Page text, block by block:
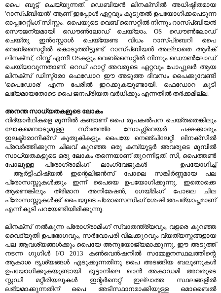
പൈ ബൂട്ട് ചെയ്യുന്നത്. ഡെബിയന്‍ ലിനക്സില്‍ അധിഷ്ഠിതമായ
'റാസ്പ്ബിയന്‍' ആണ് ഇപ്പോള്‍ ഏറ്റവും കൂടുതല്‍ ഉപയോഗിക്കപെടുന്ന
ഓപ്പറേറ്റിംഗ് സിസ്റ്റം. പൈയുടെ വെബ്‌ സൈറ്റില്‍ നിന്നും റാസ്പ്ബിയന്‍
സൌജന്യമായി ഡൌണ്‍ലോഡ് ചെയ്യാം. OS ഡൌണ്‍ലോഡ്
ചെയ്തു ഇന്‍സ്റ്റോള്‍ ചെയ്യേണ്ട വിധം റാസ്‌പ്ബെറി പൈ
വെബ്‌സൈറ്റില്‍ കൊടുത്തിട്ടുണ്ട്. റാസ്പ്ബിയന്‍ അല്ലാതെ ആര്‍ക്
ലിനക്സ്, റിസ്ക്‌ എന്നീ OSകളും വെബ്സൈറ്റില്‍ നിന്നും ഡൌണ്‍ലോഡ്
ചെയ്യാവുന്നതാണ്. റെഡ്‌ ഹാറ്റ്‌ അവരുടെ ഏറ്റവും പോപ്പുലര്‍ ആയ
ലിനക്സ് ഡിസ്ട്രോ ഫെഡോറ ഈ അടുത്ത ദിവസം പൈക്കുവേണ്ടി
'പൈഡോര' എന്ന പേരില്‍ ഇറക്കുകയുണ്ടായി. ഫെഡോറ കൂടി
ലഭ്യമായതോടെ പൈ ജനപ്രിയത വര്‍ധിക്കും എന്നതില്‍ തര്‍ക്കമില്ല.
അനന്ത സാധ്യതകളുടെ ലോകം
വിദ്യാര്‍ഥികളെ മുന്നില്‍ കണ്ടാണ് പൈ രൂപകല്‍പന ചെയ്തതെങ്കിലും
ലോകമെമ്പാടുമുള്ള സ്വതന്ത്ര സോഫ്റ്റ്‌വെയര്‍ പക്ഷക്കാരും
ഇലക്ട്രോനിക്സ്‌ കുതുകികളും പൈയേ നെഞ്ചിലേറ്റി. ലിനക്സില്‍
പ്രവര്‍ത്തിക്കുന്ന ചിലവ് കുറഞ്ഞ ഒരു കമ്പ്യൂട്ടര്‍ അവരുടെ മുമ്പില്‍
സാധ്യതകളുടെ ഒരു ലോകം തന്നെയാണ് തുറന്നിട്ടത്. സി, പൈത്തണ്‍
പോലുള്ള പ്രോഗ്രാമിംഗ് ലാംഗ്വേജുകള്‍ ഉപയോഗിച്ച്
ആര്‍ട്ടിഫിഷ്യല്‍ ഇന്റെലിജന്‍സ്‌ പോലെ സങ്കീര്‍ണ്ണമായ പല
പ്രോസസ്സുകള്‍ക്കും ഇന്ന് പൈയെ ഉപയോഗിക്കുന്നു. ഇതൊക്കെ
ആണെങ്കിലും ത്രിമാന അനിമേഷന്‍, ഗേയ്മിംഗ് പോലെ ചില
പ്രോസസ്സുകള്‍ക്ക് പൈയുടെ പ്രോസെസിംഗ് ശേഷി അപര്യാപ്തമാണ്
എന്ന് കൂടി പറയേണ്ടിയിരിക്കുന്നു.
ലിനക്സ് നല്‍കുന്ന പ്രോഗ്രാമിംഗ് സ്വാതന്ത്ര്യവും, വളരെ കുറഞ്ഞ
വൈദ്യുതി ഉപഭോഗവും, സര്‍വോപരി വിലക്കുറവും വ്യത്യസ്തങ്ങളായ
പല ആവശ്യങ്ങള്‍ക്കും പൈയേ അനുയോജ്യമാക്കുന്നു. ഈ അടുത്ത്
നടന്ന ഗൂഗിള്‍ I/O 2013 കണ്‍വെന്‍ഷനില്‍ സമ്മേളനസ്ഥലത്തിന്റെ
ആകാശ ദൃശ്യങ്ങള്‍ എടുക്കുന്നതിനു പൈ അടങ്ങിയ ബലൂണുകള്‍
ഉപയോഗിക്കുകയുണ്ടായി. ഭൂട്ടാനിലെ ഖാന്‍ അകാഡമി അവരുടെ
സ്റ്റഡി മറ്റീരിയലുകള്‍ ഇന്റര്‍നെറ്റ്‌ ഇല്ലാത്ത സ്ഥലങ്ങളില്‍
ലഭ്യമാക്കുന്നതിന് പൈ അടിസ്ഥാനമാക്കിയുള്ള മൊബൈല്‍